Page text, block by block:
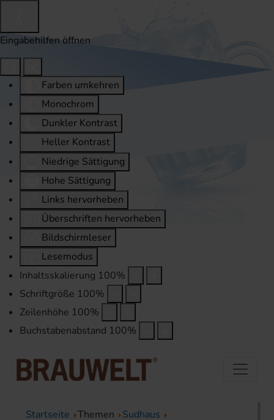
Eingabehilfen öffnen
Farben umkehren
Monochrom
Dunkler Kontrast
Heller Kontrast
Niedrige Sättigung
Hohe Sättigung
Links hervorheben
Überschriften hervorheben
Bildschirmleser
Lesemodus
Inhaltsskalierung 100%
Schriftgröße 100%
Zeilenhöhe 100%
Buchstabenabstand 100%
Startseite Themen
Sudhaus